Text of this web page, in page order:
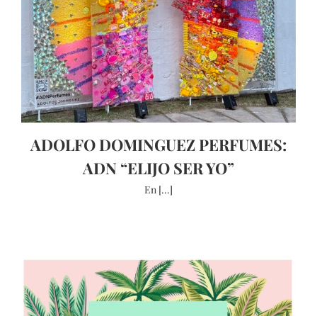
ADOLFO DOMINGUEZ PERFUMES:
ADN “ELIJO SER YO”
En [...]